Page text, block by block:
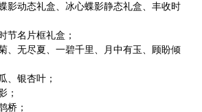
影动态礼盒、冰心蝶影静态礼盒、丰收时
节名片框礼盒；
、无尽夏、一碧千里、月中有玉、顾盼倾
、银杏叶；
；
桥；